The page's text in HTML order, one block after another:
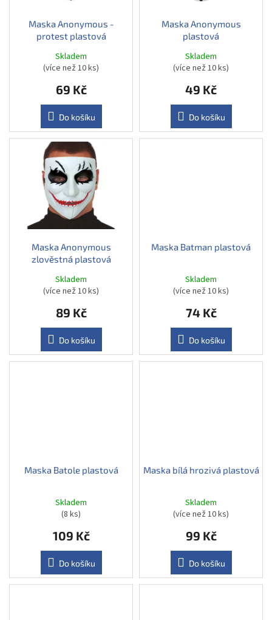
Maska Anonymous -
protest plastová
Skladem
(více než 10 ks)
69 Kč
Do košíku
Maska Anonymous
plastová
Skladem
(více než 10 ks)
49 Kč
Do košíku
Maska Anonymous
zlověstná plastová
Skladem
(více než 10 ks)
89 Kč
Do košíku
Maska Batman plastová
Skladem
(více než 10 ks)
74 Kč
Do košíku
Maska Batole plastová
Skladem
(8 ks)
109 Kč
Do košíku
Maska bílá hrozivá plastová
Skladem
(více než 10 ks)
99 Kč
Do košíku